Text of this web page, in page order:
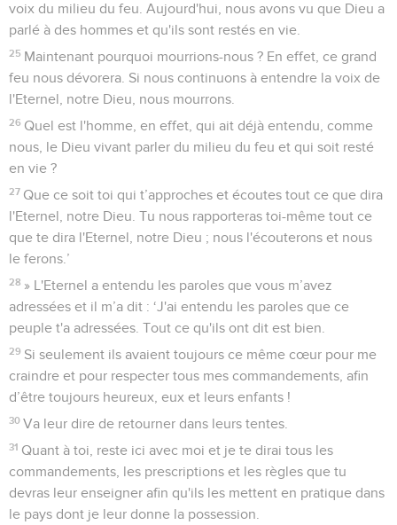
voix du milieu du feu. Aujourd'hui, nous avons vu que Dieu a
parlé à des hommes et qu'ils sont restés en vie.
25 Maintenant pourquoi mourrions-nous ? En effet, ce grand
feu nous dévorera. Si nous continuons à entendre la voix de
l'Eternel, notre Dieu, nous mourrons.
26 Quel est l'homme, en effet, qui ait déjà entendu, comme
nous, le Dieu vivant parler du milieu du feu et qui soit resté
en vie ?
27 Que ce soit toi qui t’approches et écoutes tout ce que dira
l'Eternel, notre Dieu. Tu nous rapporteras toi-même tout ce
que te dira l'Eternel, notre Dieu ; nous l'écouterons et nous
le ferons.’
28 » L'Eternel a entendu les paroles que vous m’avez
adressées et il m’a dit : ‘J'ai entendu les paroles que ce
peuple t'a adressées. Tout ce qu'ils ont dit est bien.
29 Si seulement ils avaient toujours ce même cœur pour me
craindre et pour respecter tous mes commandements, afin
d’être toujours heureux, eux et leurs enfants !
30 Va leur dire de retourner dans leurs tentes.
31 Quant à toi, reste ici avec moi et je te dirai tous les
commandements, les prescriptions et les règles que tu
devras leur enseigner afin qu'ils les mettent en pratique dans
le pays dont je leur donne la possession.